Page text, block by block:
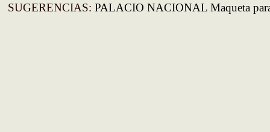
SUGERENCIAS: PALACIO NACIONAL Maqueta